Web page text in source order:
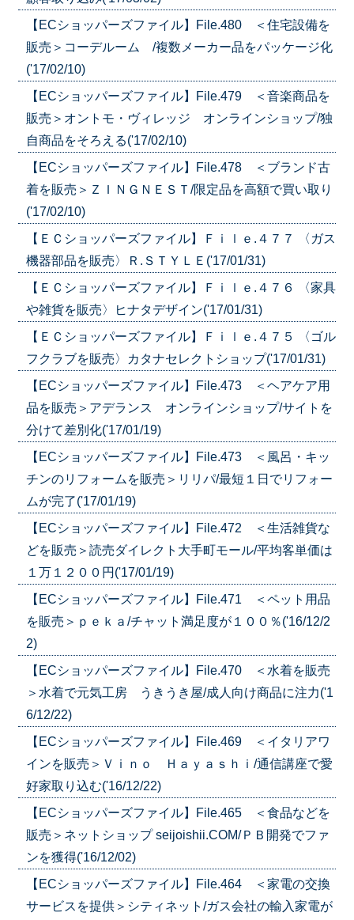
【ECショッパーズファイル】File.480 ＜住宅設備を
販売＞コーデルーム /複数メーカー品をパッケージ化
('17/02/10)
【ECショッパーズファイル】File.479 ＜音楽商品を
販売＞オントモ・ヴィレッジ オンラインショップ/独
自商品をそろえる('17/02/10)
【ECショッパーズファイル】File.478 ＜ブランド古
着を販売＞ＺＩＮＧＮＥＳＴ/限定品を高額で買い取り
('17/02/10)
【ＥＣショッパーズファイル】Ｆｉｌｅ.４７７ 〈ガス
機器部品を販売〉Ｒ.ＳＴＹＬＥ('17/01/31)
【ＥＣショッパーズファイル】Ｆｉｌｅ.４７６ 〈家具
や雑貨を販売〉ヒナタデザイン('17/01/31)
【ＥＣショッパーズファイル】Ｆｉｌｅ.４７５ 〈ゴル
フクラブを販売〉カタナセレクトショップ('17/01/31)
【ECショッパーズファイル】File.473 ＜ヘアケア用
品を販売＞アデランス オンラインショップ/サイトを
分けて差別化('17/01/19)
【ECショッパーズファイル】File.473 ＜風呂・キッ
チンのリフォームを販売＞リリパ/最短１日でリフォー
ムが完了('17/01/19)
【ECショッパーズファイル】File.472 ＜生活雑貨な
どを販売＞読売ダイレクト大手町モール/平均客単価は
１万１２００円('17/01/19)
【ECショッパーズファイル】File.471 ＜ペット用品
を販売＞ｐｅｋａ/チャット満足度が１００％('16/12/2
2)
【ECショッパーズファイル】File.470 ＜水着を販売
＞水着で元気工房 うきうき屋/成人向け商品に注力('1
6/12/22)
【ECショッパーズファイル】File.469 ＜イタリアワ
インを販売＞Ｖｉｎｏ Ｈａｙａｓｈｉ/通信講座で愛
好家取り込む('16/12/22)
【ECショッパーズファイル】File.465 ＜食品などを
販売＞ネットショップ seijoishii.COM/ＰＢ開発でファ
ンを獲得('16/12/02)
【ECショッパーズファイル】File.464 ＜家電の交換
サービスを提供＞シティネット/ガス会社の輸入家電が